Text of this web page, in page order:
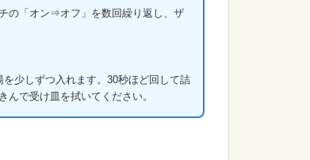
の「オン⇒オフ」を数回繰り返し、ザ
少しずつ入れます。30秒ほど回して詰
んで受け皿を拭いてください。